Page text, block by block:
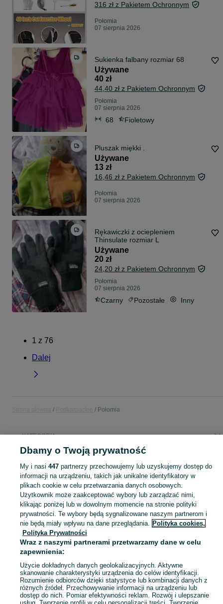
316 zł z Pakietem Ochronnym
Połomia
07 sierpnia 2026
Sukienka falbany rozmiar 68
Używane
40 zł
44,40 zł z Pakietem Ochronnym
Połomia
07 sierpnia 2026
68 Fioletowy
Pluszak miękki .
Używane
13 zł
16,46 zł z Pakietem Ochronnym
Połomia
07 sierpnia 2026
Rękawiczki z ociepleniem
Thinsulate rozmiar L
Używane
20 zł
24,20 zł z Pakietem Ochronnym
Połomia
07 sierpnia 2026
Czarny Pozostałe Inny
1 z 76
Dalej
Połomia
KATEGORIA
pszenica
Zobacz
Mapa kategorii
Mapa miejscowości
Mapa ministron
Popularne wyszukiwania
Dbamy o Twoją prywatność
My i nasi 447partnerzy przechowujemy lub uzyskujemy dostęp do
informacji na urządzeniu, takich jak unikalne identyfikatory w
plikach cookie w celu przetwarzania danych osobowych.
Użytkownik może zaakceptować wybory lub zarządzać nimi,
klikając poniżej lub w dowolnym momencie na stronie polityki
prywatności. Te wybory będą sygnalizowane naszym partnerom i
nie będą miały wpływu na dane przeglądania. Polityka cookies,
Polityka Prywatności
Wraz z naszymi partnerami przetwarzamy dane w celu
zapewnienia:
Użycie dokładnych danych geolokalizacyjnych. Aktywne
skanowanie charakterystyki urządzenia do celów identyfikacji.
Rozumienie odbiorców dzięki statystyce lub kombinacji danych z
różnych źródeł. Przechowywanie informacji na urządzeniu lub
dostęp do nich. Pomiar efektywności reklam. Rozwój i ulepszanie